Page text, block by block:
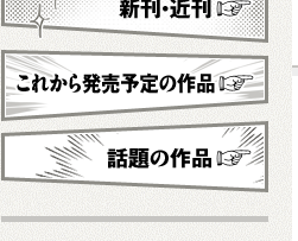
新刊・近刊
これから発売予定